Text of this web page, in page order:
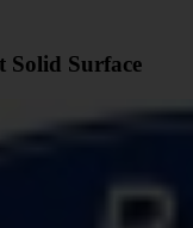
Solid Surface